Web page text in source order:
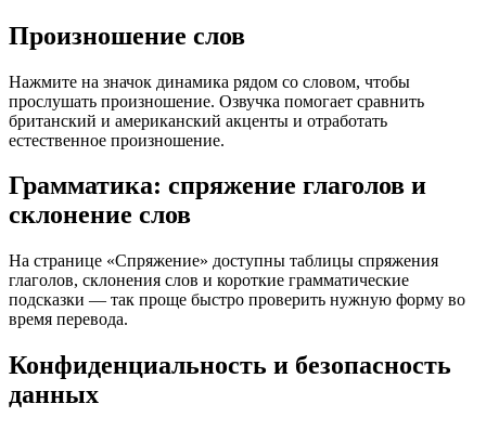
Произношение слов
Нажмите на значок динамика рядом со словом, чтобы
прослушать произношение. Озвучка помогает сравнить
британский и американский акценты и отработать
естественное произношение.
Грамматика: спряжение глаголов и
склонение слов
На странице «Спряжение» доступны таблицы спряжения
глаголов, склонения слов и короткие грамматические
подсказки — так проще быстро проверить нужную форму во
время перевода.
Конфиденциальность и безопасность
данных